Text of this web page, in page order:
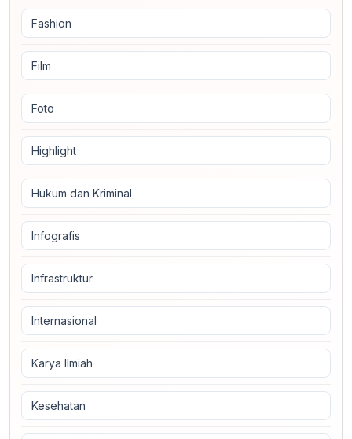
Fashion
Film
Foto
Highlight
Hukum dan Kriminal
Infografis
Infrastruktur
Internasional
Karya Ilmiah
Kesehatan